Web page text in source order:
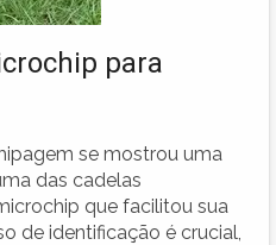
para
se mostrou uma
das cadelas
que facilitou sua
de identificação é crucial,